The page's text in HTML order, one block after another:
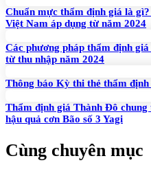
Chuẩn mực thẩm định giá là
Việt Nam áp dụng từ năm 2024
Các phương pháp thẩm định
từ thu nhập năm 2024
Thông báo Kỳ thi thẻ thẩm
Thẩm định giá Thành Đô
hậu quả cơn Bão số 3 Yagi
Cùng chuyên mục